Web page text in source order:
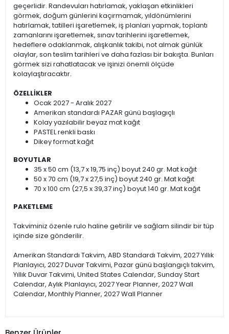
geçerlidir. Randevuları hatırlamak, yaklaşan etkinlikleri
görmek, doğum günlerini kaçırmamak, yıldönümlerini
hatırlamak, tatilleri işaretlemek, iş planları yapmak, toplantı
zamanlarını işaretlemek, sınav tarihlerini işaretlemek,
hedeflere odaklanmak, alışkanlık takibi, not almak günlük
olaylar, son teslim tarihleri ve daha fazlası bir bakışta. Bunları
görmek sizi rahatlatacak ve işinizi önemli ölçüde
kolaylaştıracaktır.
ÖZELLİKLER
Ocak 2027 - Aralık 2027
Amerikan standardı PAZAR günü başlagıçlı
Kolay yazılabilir beyaz mat kağıt
PASTEL renkli baskı
Dikey format kağıt
BOYUTLAR
35 x 50 cm (13,7 x 19,75 inç) boyut 240 gr. Mat kağıt
50 x 70 cm (19,7 x 27,5 inç) boyut 240 gr. Mat kağıt
70 x 100 cm (27,5 x 39,37 inç) boyut 140 gr. Mat kağıt
PAKETLEME
Takviminiz özenle rulo haline getirilir ve sağlam silindir bir tüp
içinde size gönderilir.
Amerikan Standardı Takvim, ABD Standardı Takvim, 2027 Yıllık
Planlayıcı, 2027 Duvar Takvimi, Pazar günü başlangıçlı takvim,
Yıllık Duvar Takvimi, United States Calendar, Sunday Start
Calendar, Aylık Planlayıcı, 2027 Year Planner, 2027 Wall
Calendar, Monthly Planner, 2027 Wall Planner